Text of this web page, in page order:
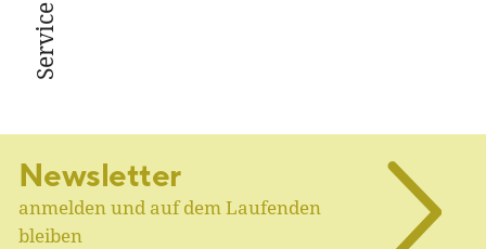
Service
Newsletter
anmelden und auf dem Laufenden
bleiben